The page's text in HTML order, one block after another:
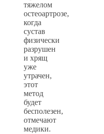
тяжелом
остеоартрозе,
когда
сустав
физически
разрушен
и хрящ
уже
утрачен,
этот
метод
будет
бесполезен,
отмечают
медики.